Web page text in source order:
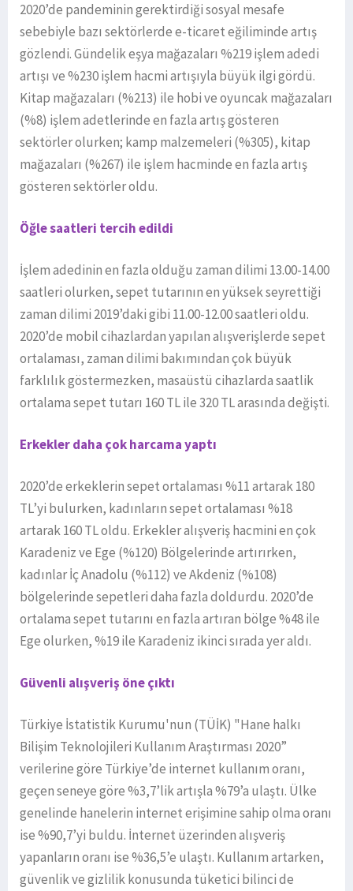
2020’de pandeminin gerektirdiği sosyal mesafe
sebebiyle bazı sektörlerde e-ticaret eğiliminde artış
gözlendi. Gündelik eşya mağazaları %219 işlem adedi
artışı ve %230 işlem hacmi artışıyla büyük ilgi gördü.
Kitap mağazaları (%213) ile hobi ve oyuncak mağazaları
(%8) işlem adetlerinde en fazla artış gösteren
sektörler olurken; kamp malzemeleri (%305), kitap
mağazaları (%267) ile işlem hacminde en fazla artış
gösteren sektörler oldu.
Öğle saatleri tercih edildi
İşlem adedinin en fazla olduğu zaman dilimi 13.00-14.00
saatleri olurken, sepet tutarının en yüksek seyrettiği
zaman dilimi 2019’daki gibi 11.00-12.00 saatleri oldu.
2020’de mobil cihazlardan yapılan alışverişlerde sepet
ortalaması, zaman dilimi bakımından çok büyük
farklılık göstermezken, masaüstü cihazlarda saatlik
ortalama sepet tutarı 160 TL ile 320 TL arasında değişti.
Erkekler daha çok harcama yaptı
2020’de erkeklerin sepet ortalaması %11 artarak 180
TL’yi bulurken, kadınların sepet ortalaması %18
artarak 160 TL oldu. Erkekler alışveriş hacmini en çok
Karadeniz ve Ege (%120) Bölgelerinde artırırken,
kadınlar İç Anadolu (%112) ve Akdeniz (%108)
bölgelerinde sepetleri daha fazla doldurdu. 2020’de
ortalama sepet tutarını en fazla artıran bölge %48 ile
Ege olurken, %19 ile Karadeniz ikinci sırada yer aldı.
Güvenli alışveriş öne çıktı
Türkiye İstatistik Kurumu'nun (TÜİK) "Hane halkı
Bilişim Teknolojileri Kullanım Araştırması 2020”
verilerine göre Türkiye’de internet kullanım oranı,
geçen seneye göre %3,7’lik artışla %79’a ulaştı. Ülke
genelinde hanelerin internet erişimine sahip olma oranı
ise %90,7’yi buldu. İnternet üzerinden alışveriş
yapanların oranı ise %36,5’e ulaştı. Kullanım artarken,
güvenlik ve gizlilik konusunda tüketici bilinci de